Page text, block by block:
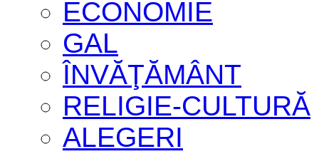
ECONOMIE
GAL
ÎNVĂŢĂMÂNT
RELIGIE-CULTURĂ
ALEGERI